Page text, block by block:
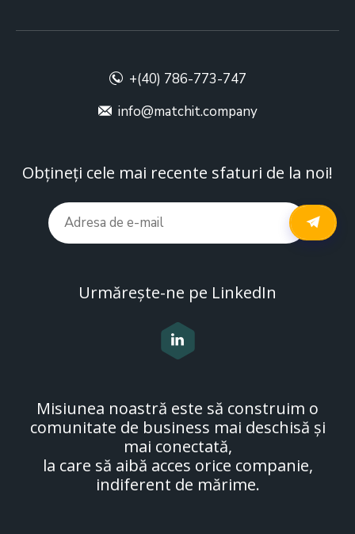
+(40) 786-773-747
info@matchit.company
Obțineți cele mai recente sfaturi de la noi!
Urmărește-ne pe LinkedIn
Misiunea noastră este să construim o
comunitate de business mai deschisă și
mai conectată,
la care să aibă acces orice companie,
indiferent de mărime.